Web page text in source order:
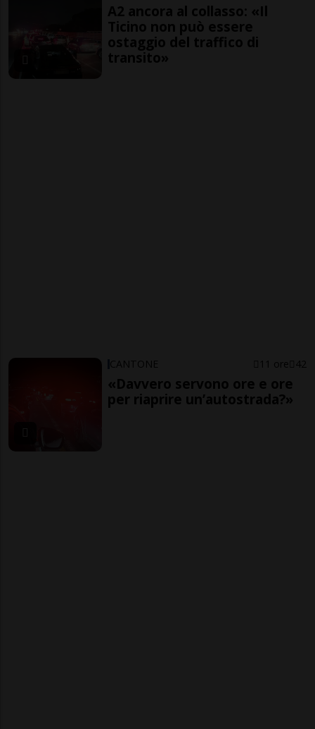
A2 ancora al collasso: «Il
Ticino non può essere
ostaggio del traffico di
transito»
CANTONE 11 ore 42
«Davvero servono ore e ore
per riaprire un’autostrada?»